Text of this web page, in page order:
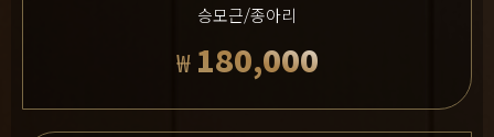
승모근/종아리
₩180,000